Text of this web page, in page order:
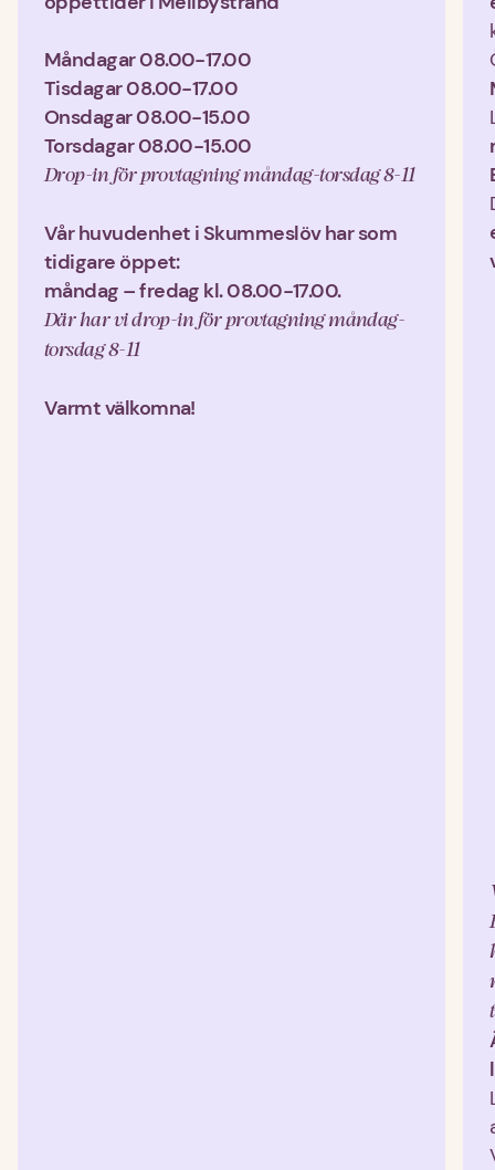
Måndagar 08.00-17.00
Tisdagar 08.00-17.00
Onsdagar 08.00-15.00
Torsdagar 08.00-15.00
Drop-in för provtagning måndag-torsdag 8-11
Vår huvudenhet i Skummeslöv har som
tidigare öppet:
måndag – fredag kl. 08.00-17.00.
Där har vi drop-in för provtagning måndag-
torsdag 8-11
Varmt välkomna!